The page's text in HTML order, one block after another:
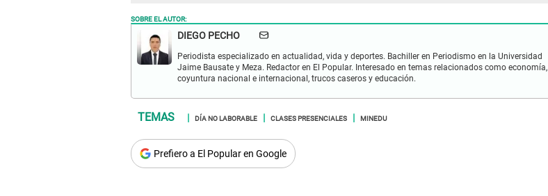
SOBRE EL AUTOR:
DIEGO PECHO
Periodista especializado en actualidad, vida y deportes. Bachiller en Periodismo en la Universidad
Jaime Bausate y Meza. Redactor en El Popular. Interesado en temas relacionados como economía,
coyuntura nacional e internacional, trucos caseros y educación.
DÍA NO LABORABLE CLASES PRESENCIALES MINEDU
Prefiero a El Popular en Google